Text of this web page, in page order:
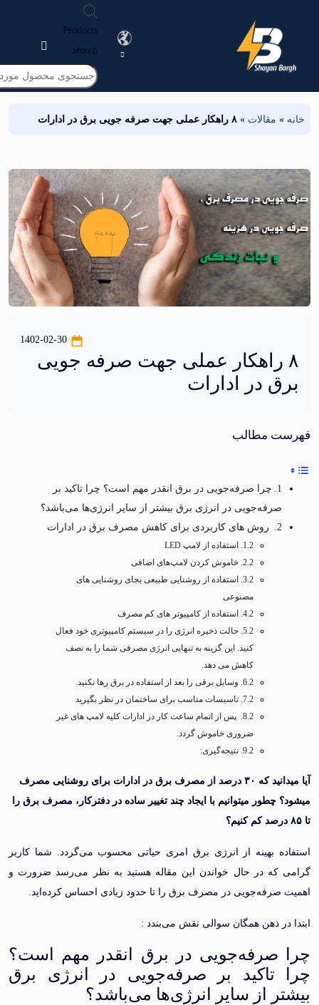
Products
search
مقالات»۸ راهکار عملی جهت صرفه جویی برق در ادارات
راهکار عملی جهت صرفه جویی
در ادارات
مطالب
چرا صرفه‌جویی در برق انقدر مهم است؟ چرا تاکید بر
صرفه‌جویی در انرژی برق بیشتر از سایر انرژی‌ها می‌باشد؟
روش های کاربردی برای کاهش مصرف برق در ادارات
استفاده از لامپ LED
خاموش کردن لامپ‌های اضافی
استفاده از روشنایی طبیعی بجای روشنایی های
استفاده از کامپیوتر های کم مصرف
حالت ذخیره انرژی را در سیستم کامپیوتری خود فعال
کنید. این گزینه به تنهایی انرژی مصرفی شما را به نصف
کاهش می دهد.
وسایل برقی را بعد از استفاده در برق رها نکنید.
تاسیسات مناسب برای ساختمان در نظر بگیرید
پس از اتمام ساعت کار در ادارات کلیه لامپ های غیر
ضروری خاموش گردد.
نتیجه‌گیری:
آیا میدانید که ۳۰ درصد از مصرف برق در ادارات برای روشنایی مصرف
چطور میتوانیم با ایجاد چند تغییر ساده در دفترکار، مصرف برق را
بهینه از انرژی برق امری حیاتی محسوب می‌گردد. شما کاربر
که در حال خواندن این مقاله هستید به نظر می‌رسد ضرورت و
صرفه‌جویی در مصرف برق را تا حدود زیادی احساس کرده‌اید.
ذهن همگان سوالی نقش می‌بندد :
صرفه‌جویی در برق انقدر مهم است؟
تاکید بر صرفه‌جویی در انرژی برق
از سایر انرژی‌ها می‌باشد؟